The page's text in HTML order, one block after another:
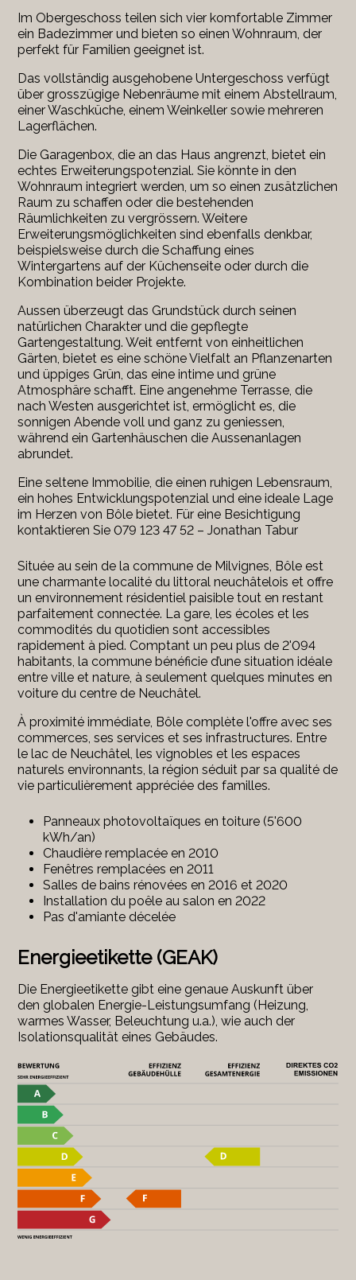
Im Obergeschoss teilen sich vier komfortable Zimmer
ein Badezimmer und bieten so einen Wohnraum, der
perfekt für Familien geeignet ist.
Das vollständig ausgehobene Untergeschoss verfügt
über grosszügige Nebenräume mit einem Abstellraum,
einer Waschküche, einem Weinkeller sowie mehreren
Lagerflächen.
Die Garagenbox, die an das Haus angrenzt, bietet ein
echtes Erweiterungspotenzial. Sie könnte in den
Wohnraum integriert werden, um so einen zusätzlichen
Raum zu schaffen oder die bestehenden
Räumlichkeiten zu vergrössern. Weitere
Erweiterungsmöglichkeiten sind ebenfalls denkbar,
beispielsweise durch die Schaffung eines
Wintergartens auf der Küchenseite oder durch die
Kombination beider Projekte.
Aussen überzeugt das Grundstück durch seinen
natürlichen Charakter und die gepflegte
Gartengestaltung. Weit entfernt von einheitlichen
Gärten, bietet es eine schöne Vielfalt an Pflanzenarten
und üppiges Grün, das eine intime und grüne
Atmosphäre schafft. Eine angenehme Terrasse, die
nach Westen ausgerichtet ist, ermöglicht es, die
sonnigen Abende voll und ganz zu geniessen,
während ein Gartenhäuschen die Aussenanlagen
abrundet.
Eine seltene Immobilie, die einen ruhigen Lebensraum,
ein hohes Entwicklungspotenzial und eine ideale Lage
im Herzen von Bôle bietet. Für eine Besichtigung
kontaktieren Sie 079 123 47 52 – Jonathan Tabur
Située au sein de la commune de Milvignes, Bôle est
une charmante localité du littoral neuchâtelois et offre
un environnement résidentiel paisible tout en restant
parfaitement connectée. La gare, les écoles et les
commodités du quotidien sont accessibles
rapidement à pied. Comptant un peu plus de 2'094
habitants, la commune bénéficie d’une situation idéale
entre ville et nature, à seulement quelques minutes en
voiture du centre de Neuchâtel.
À proximité immédiate, Bôle complète l'offre avec ses
commerces, ses services et ses infrastructures. Entre
le lac de Neuchâtel, les vignobles et les espaces
naturels environnants, la région séduit par sa qualité de
vie particulièrement appréciée des familles.
Panneaux photovoltaïques en toiture (5'600
kWh/an)
Chaudière remplacée en 2010
Fenêtres remplacées en 2011
Salles de bains rénovées en 2016 et 2020
Installation du poêle au salon en 2022
Pas d'amiante décelée
Energieetikette (GEAK)
Die Energieetikette gibt eine genaue Auskunft über
den globalen Energie-Leistungsumfang (Heizung,
warmes Wasser, Beleuchtung u.a.), wie auch der
Isolationsqualität eines Gebäudes.